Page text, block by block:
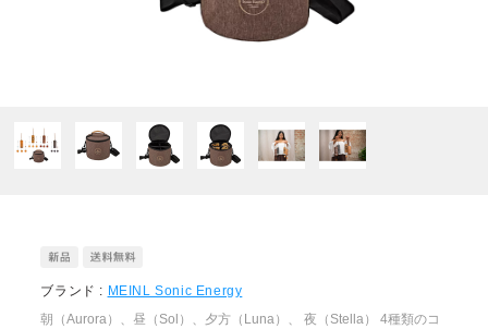
ブランド : MEINL Sonic Energy
朝（Aurora）、昼（Sol）、夕方（Luna）、 夜（Stella） 4種類のコ